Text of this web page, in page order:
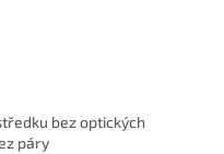
bez optických
páry